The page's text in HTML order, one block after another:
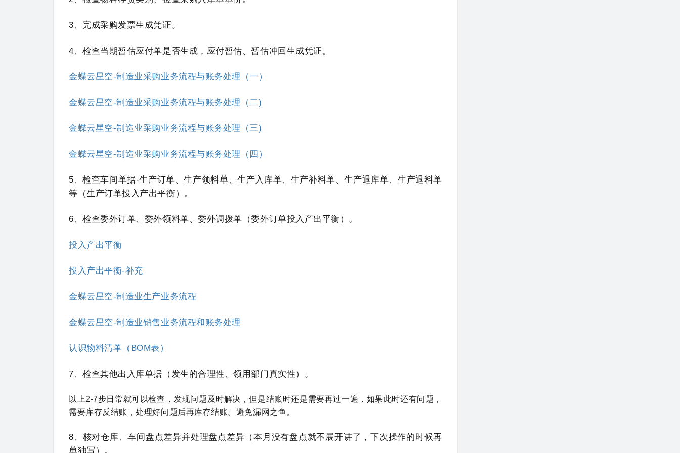
3、完成采购发票生成凭证。
4、检查当期暂估应付单是否生成，应付暂估、暂估冲回生成凭证。
金蝶云星空-制造业采购业务流程与账务处理（一）
金蝶云星空-制造业采购业务流程与账务处理（二)
金蝶云星空-制造业采购业务流程与账务处理（三)
金蝶云星空-制造业采购业务流程与账务处理（四）
5、检查车间单据-生产订单、生产领料单、生产入库单、生产补料单、生产退库单、生产退料单
等（生产订单投入产出平衡）。
6、检查委外订单、委外领料单、委外调拨单 （委外订单投入产出平衡）。
投入产出平衡
投入产出平衡-补充
金蝶云星空-制造业生产业务流程
金蝶云星空-制造业销售业务流程和账务处理
认识物料清单（BOM表）
7、检查其他出入库单据（发生的合理性、领用部门真实性）。
以上2-7步日常就可以检查，发现问题及时解决，但是结账时还是需要再过一遍，如果此时还有问题，
需要库存反结账，处理好问题后再库存结账。避免漏网之鱼。
8、核对仓库、车间盘点差异并处理盘点差异（本月没有盘点就不展开讲了，下次操作的时候再
单独写）。